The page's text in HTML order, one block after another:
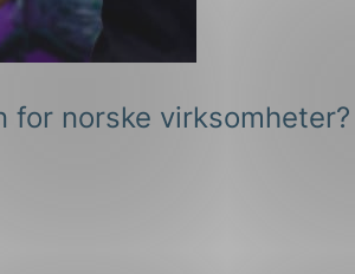
for norske virksomheter?